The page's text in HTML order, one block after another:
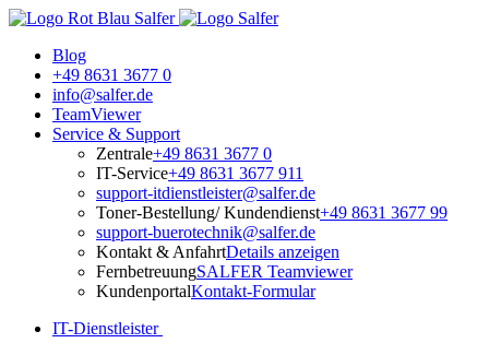
Blog
+49 8631 3677 0
info@salfer.de
TeamViewer
Service & Support
Zentrale+49 8631 3677 0
IT-Service+49 8631 3677 911
support-itdienstleister@salfer.de
Toner-Bestellung/ Kundendienst+49 8631 3677 99
support-buerotechnik@salfer.de
Kontakt & AnfahrtDetails anzeigen
FernbetreuungSALFER Teamviewer
KundenportalKontakt-Formular
IT-Dienstleister